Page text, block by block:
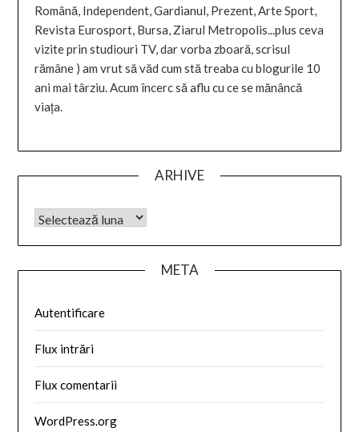
Română, Independent, Gardianul, Prezent, Arte Sport,
Revista Eurosport, Bursa, Ziarul Metropolis...plus ceva
vizite prin studiouri TV, dar vorba zboară, scrisul
rămâne ) am vrut să văd cum stă treaba cu blogurile 10
ani mai târziu. Acum încerc să aflu cu ce se mănâncă
viața.
ARHIVE
META
Autentificare
Flux intrări
Flux comentarii
WordPress.org